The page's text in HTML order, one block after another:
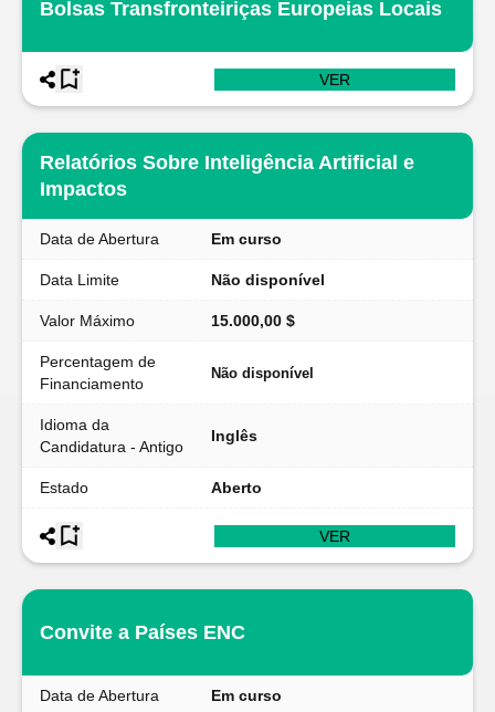
Bolsas Transfronteiriças Europeias Locais
VER
Relatórios Sobre Inteligência Artificial e
Impactos
Data de Abertura Em curso
Data Limite Não disponível
Valor Máximo 15.000,00 $
Percentagem de
Financiamento
Não disponível
Idioma da
Candidatura - Antigo
Inglês
Estado Aberto
VER
Convite a Países ENC
Data de Abertura Em curso